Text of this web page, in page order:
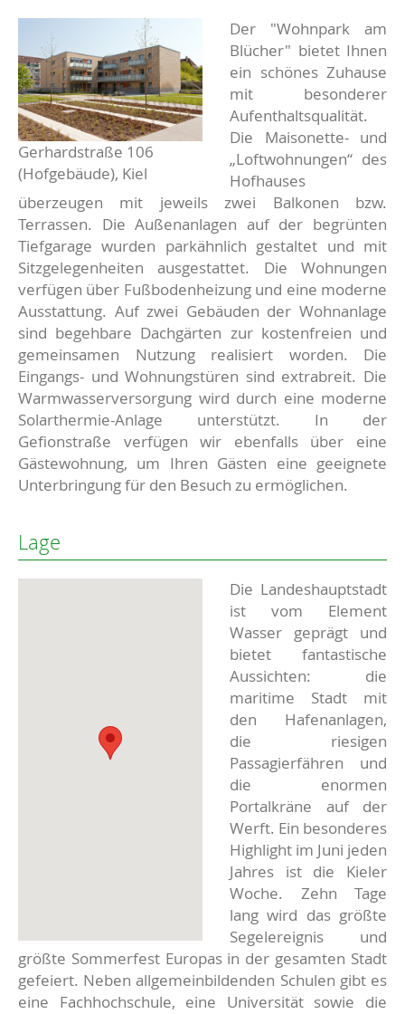
Gerhardstraße 106
(Hofgebäude), Kiel
Beschreibung
Der "Wohnpark am
Blücher" bietet Ihnen
ein schönes Zuhause
mit besonderer
Aufenthaltsqualität.
Die Maisonette- und
„Loftwohnungen“ des
Hofhauses
überzeugen mit jeweils zwei Balkonen bzw.
Terrassen. Die Außenanlagen auf der begrünten
Tiefgarage wurden parkähnlich gestaltet und mit
Sitzgelegenheiten ausgestattet. Die Wohnungen
verfügen über Fußbodenheizung und eine moderne
Ausstattung. Auf zwei Gebäuden der Wohnanlage
sind begehbare Dachgärten zur kostenfreien und
gemeinsamen Nutzung realisiert worden. Die
Eingangs- und Wohnungstüren sind extrabreit. Die
Warmwasserversorgung wird durch eine moderne
Solarthermie-Anlage unterstützt. In der
Gefionstraße verfügen wir ebenfalls über eine
Gästewohnung, um Ihren Gästen eine geeignete
Unterbringung für den Besuch zu ermöglichen.
Lage
Die Landeshauptstadt
ist vom Element
Wasser geprägt und
bietet fantastische
Aussichten: die
maritime Stadt mit
den Hafenanlagen,
die riesigen
Passagierfähren und
die enormen
Portalkräne auf der
Werft. Ein besonderes
Highlight im Juni jeden
Jahres ist die Kieler
Woche. Zehn Tage
lang wird das größte
Segelereignis und
größte Sommerfest Europas in der gesamten Stadt
gefeiert. Neben allgemeinbildenden Schulen gibt es
eine Fachhochschule, eine Universität sowie die